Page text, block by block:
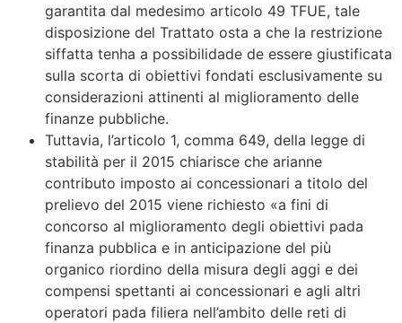
garantita dal medesimo articolo 49 TFUE, tale
disposizione del Trattato osta a che la restrizione
siffatta tenha a possibilidade de essere giustificata
sulla scorta di obiettivi fondati esclusivamente su
considerazioni attinenti al miglioramento delle
finanze pubbliche.
Tuttavia, l’articolo 1, comma 649, della legge di
stabilità per il 2015 chiarisce che arianne
contributo imposto ai concessionari a titolo del
prelievo del 2015 viene richiesto «a fini di
concorso al miglioramento degli obiettivi pada
finanza pubblica e in anticipazione del più
organico riordino della misura degli aggi e dei
compensi spettanti ai concessionari e agli altri
operatori pada filiera nell’ambito delle reti di